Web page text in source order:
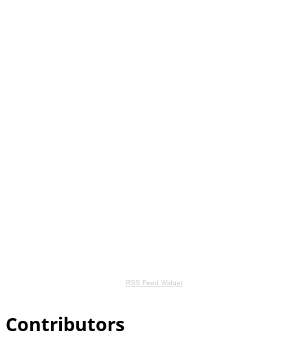
RSS Feed Widget
Contributors